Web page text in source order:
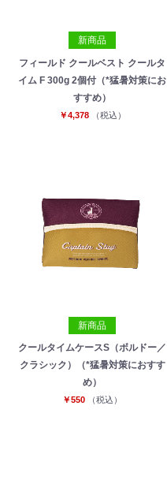
新商品
フィールド クールベスト クールタ
イム F 300g 2個付（*猛暑対策にお
すすめ）
￥4,378 （税込）
新商品
クールタイムケースS（ボルドー／
クラシック）（*猛暑対策におすす
め）
￥550 （税込）